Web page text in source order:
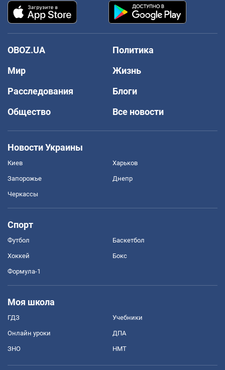
OBOZ.UA
Политика
Мир
Жизнь
Расследования
Блоги
Общество
Все новости
Новости Украины
Киев Харьков
Запорожье Днепр
Черкассы
Спорт
Футбол Баскетбол
Хоккей Бокс
Формула-1
Моя школа
ГДЗ Учебники
Онлайн уроки ДПА
ЗНО НМТ